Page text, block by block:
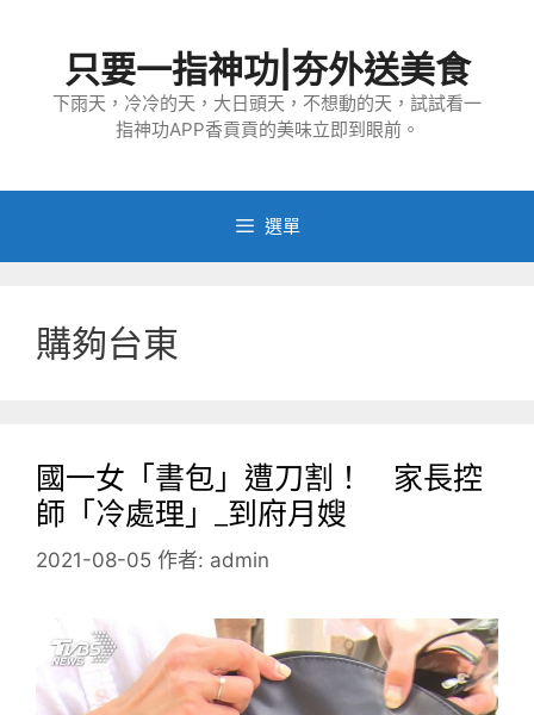
只要一指神功|夯外送美食
下雨天，冷冷的天，大日頭天，不想動的天，試試看一
指神功APP香貢貢的美味立即到眼前。
選單
購夠台東
國一女「書包」遭刀割！ 家長控
師「冷處理」_到府月嫂
2021-08-05 作者: admin